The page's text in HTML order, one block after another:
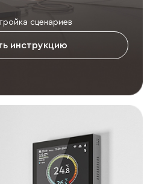
сценариев
инструкцию